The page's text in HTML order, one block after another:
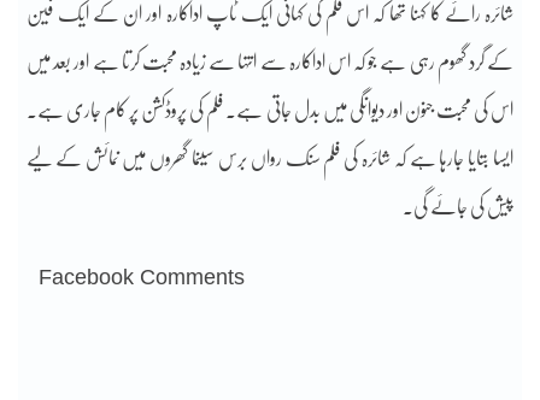
شائرہ رائے کا کہنا تھا کہ اس فلم کی کہانی ایک ٹاپ اداکارہ اور ان کے ایک فین
کے گرد گھوم رہی ہے جو کہ اس اداکارہ سے انتہا سے زیادہ محبت کرتا ہے اور بعد میں
اس کی محبت جنون اور دیوانگی میں بدل جاتی ہے۔ فلم کی پروڈکشن پر کام جاری ہے۔
ایسا بتایا جارہا ہے کہ شائرہ کی فلم سنک رواں برس سینما گھروں میں نمائش کے لیے
پیش کی جائے گی۔
Facebook Comments